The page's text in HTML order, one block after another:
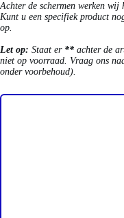
Achter de schermen werken
Kunt u een specifiek product
op.
Let op: Staat er ** achter de
niet op voorraad. Vraag ons
onder voorbehoud).